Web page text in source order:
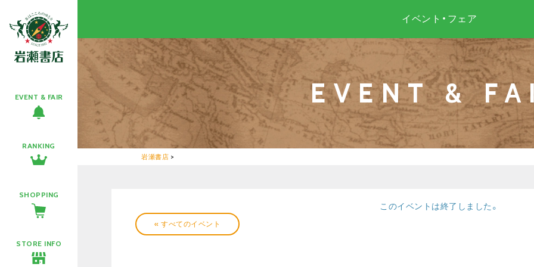
EVENT & FAIR
RANKING
SHOPPING
STORE INFO
イベント・フェア
EVENT &
岩瀬書店 >
« すべてのイベント
このイベントは終了しました。